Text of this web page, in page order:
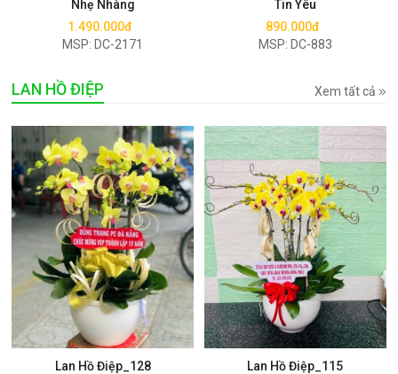
Nhẹ Nhàng
1.490.000đ
MSP: DC-2171
Tin Yêu
890.000đ
MSP: DC-883
LAN HỒ ĐIỆP Xem tất cả
Lan Hồ Điệp_128
Mua ngay
Lan Hồ Điệp_115
Mua ngay